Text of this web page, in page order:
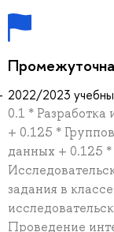
2022/2023
0.1 * Разработка
+ 0.125 *
данных + 0.125
задания в
Проведение